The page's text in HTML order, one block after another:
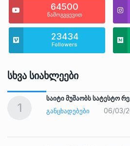
64500
წამოგვყევით
23434
Followers
Სხვა Სიახლეები
1
საიტი მუშაობს სატესტო
ᲒᲐᲜᲪᲮᲐᲓᲔᲑᲔᲑᲘ
06/03/